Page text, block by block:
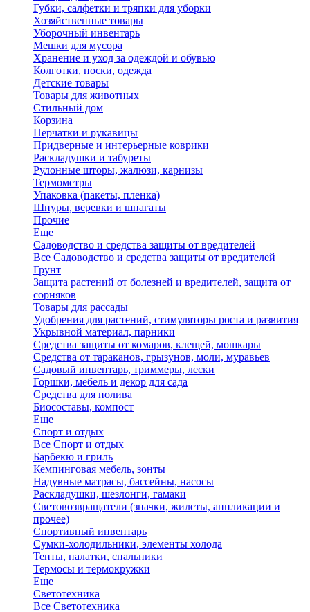
Губки, салфетки и тряпки для уборки
Хозяйственные товары
Уборочный инвентарь
Мешки для мусора
Хранение и уход за одеждой и обувью
Колготки, носки, одежда
Детские товары
Товары для животных
Стильный дом
Корзина
Перчатки и рукавицы
Придверные и интерьерные коврики
Раскладушки и табуреты
Рулонные шторы, жалюзи, карнизы
Термометры
Упаковка (пакеты, пленка)
Шнуры, веревки и шпагаты
Прочие
Еще
Садоводство и средства защиты от вредителей
Все Садоводство и средства защиты от вредителей
Грунт
Защита растений от болезней и вредителей, защита от
сорняков
Товары для рассады
Удобрения для растений, стимуляторы роста и развития
Укрывной материал, парники
Средства защиты от комаров, клещей, мошкары
Средства от тараканов, грызунов, моли, муравьев
Садовый инвентарь, триммеры, лески
Горшки, мебель и декор для сада
Средства для полива
Биосоставы, компост
Еще
Спорт и отдых
Все Спорт и отдых
Барбекю и гриль
Кемпинговая мебель, зонты
Надувные матрасы, бассейны, насосы
Раскладушки, шезлонги, гамаки
Световозвращатели (значки, жилеты, аппликации и
прочее)
Спортивный инвентарь
Сумки-холодильники, элементы холода
Тенты, палатки, спальники
Термосы и термокружки
Еще
Светотехника
Все Светотехника